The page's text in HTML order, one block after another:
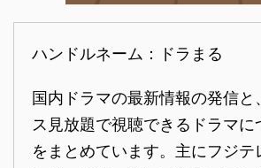
ハンドルネーム：ドラまる
国内ドラマの最新情報の発信と
ス見放題で視聴できるドラマに
をまとめています。主にフジテ